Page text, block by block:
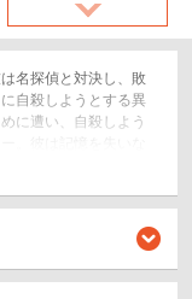
名探偵と対決し、敗
自殺しようとする異
に遭い、自殺しよう
。彼は記憶を失いな
を彼女のために振る
る。